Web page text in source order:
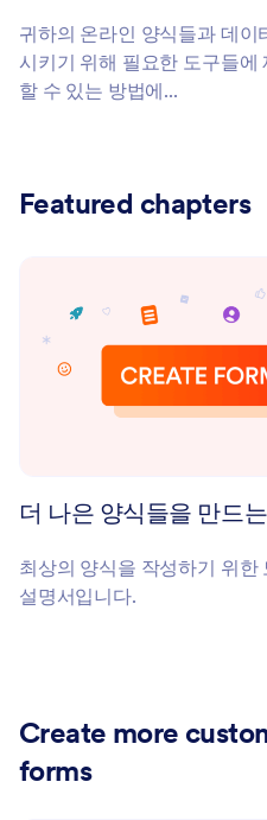
귀하의 온라인 양식들과 데이
시키기 위해 필요한 도구들에
할 수 있는 방법에...
Featured chapters
더 나은 양식들을 만드
최상의 양식을 작성하기 위한
설명서입니다.
Create more
forms